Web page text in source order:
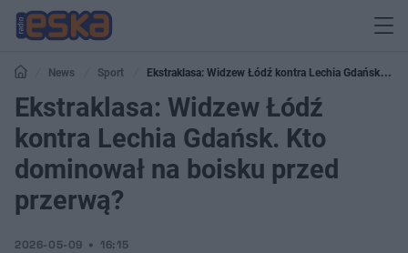
News Sport
Ekstraklasa: Widzew Łódź kontra Lechia Gdańsk. Kto
dominował na boisku przed przerwą?
Ekstraklasa: Widzew Łódź
kontra Lechia Gdańsk. Kto
dominował na boisku przed
przerwą?
2026-05-09 16:15